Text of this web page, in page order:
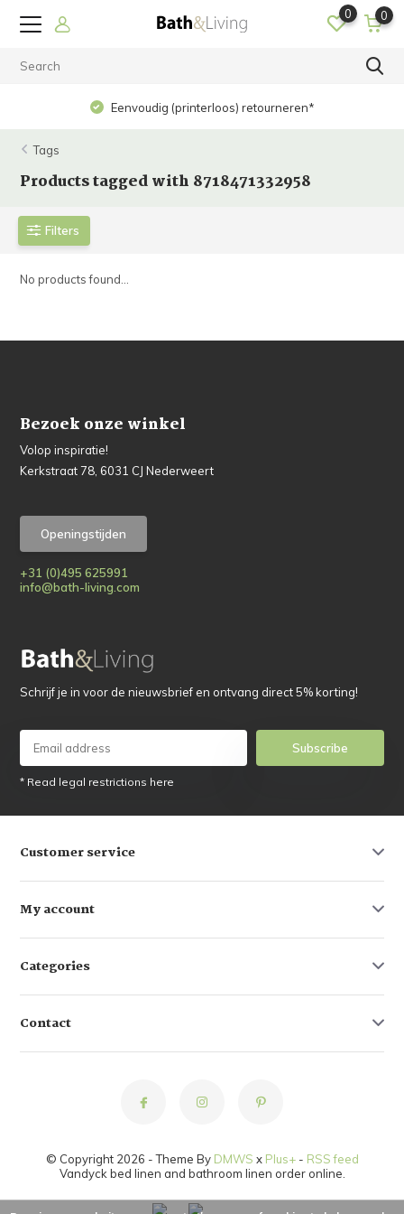
0 0
Eenvoudig (printerloos) retourneren*
Tags
Products tagged with 8718471332958
Filters
No products found...
Bezoek onze winkel
Volop inspiratie!
Kerkstraat 78, 6031 CJ Nederweert
Openingstijden
+31 (0)495 625991
info@bath-living.com
Schrijf je in voor de nieuwsbrief en ontvang direct 5% korting!
Subscribe
* Read legal restrictions here
Customer service
My account
Categories
Contact
© Copyright 2026 - Theme By DMWS x Plus+- RSS feed
Vandyck bed linen and bathroom linen order online.